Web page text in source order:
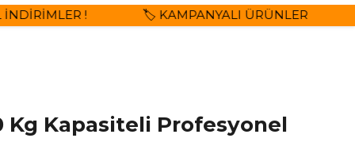
! 🏷️ KAMPANYALI ÜRÜNLER
Kg Kapasiteli Profesyonel